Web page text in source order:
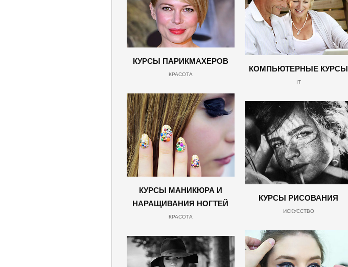
КУРСЫ ПАРИКМАХЕРОВ
КРАСОТА
КОМПЬЮТЕРНЫЕ КУРСЫ
IT
КУРСЫ МАНИКЮРА И
НАРАЩИВАНИЯ НОГТЕЙ
КРАСОТА
КУРСЫ РИСОВАНИЯ
ИСКУССТВО